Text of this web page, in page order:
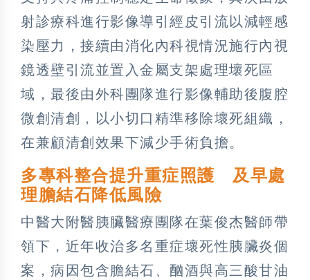
射診療科進行影像導引經皮引流以減輕感
染壓力，接續由消化內科視情況施行內視
鏡透壁引流並置入金屬支架處理壞死區
域，最後由外科團隊進行影像輔助後腹腔
微創清創，以小切口精準移除壞死組織，
在兼顧清創效果下減少手術負擔。
多專科整合提升重症照護 及早處
理膽結石降低風險
中醫大附醫胰臟醫療團隊在葉俊杰醫師帶
領下，近年收治多名重症壞死性胰臟炎個
案，病因包含膽結石、酗酒與高三酸甘油